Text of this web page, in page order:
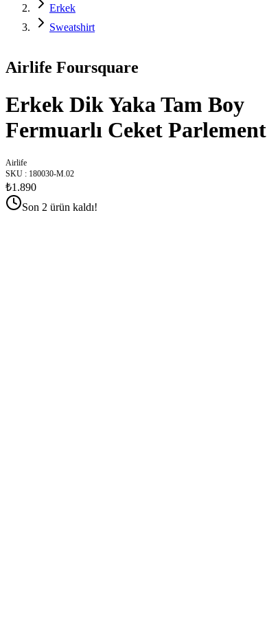
Erkek
Sweatshirt
Airlife Foursquare
Erkek Dik Yaka Tam Boy
Fermuarlı Ceket Parlement
Airlife
SKU : 180030-M.02
₺1.890
Son 2 ürün kaldı!